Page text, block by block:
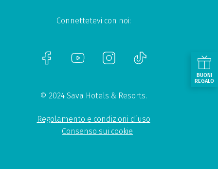
Connettetevi con noi:
© 2024 Sava Hotels & Resorts.
Regolamento e condizioni d’uso
Consenso sui cookie
BUONI
REGALO